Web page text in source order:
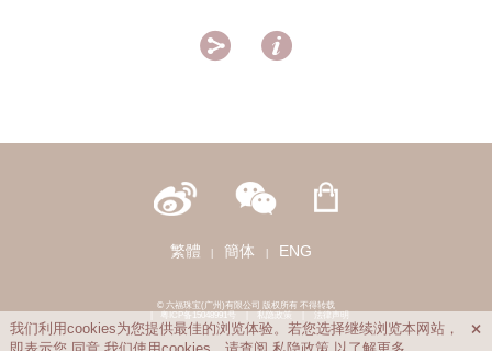
 
繁體 簡体 ENG
© 六福珠宝(广州)有限公司 版权所有 不得转载
|
粤ICP备15048991号 | 私隐政策 | 法律声明
我们利用cookies为您提供最佳的浏览体验。若您选择继续浏览本网站，
